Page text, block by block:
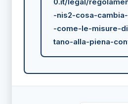
-nis2-cosa-
-come-le-misure-
tano-alla-piena-